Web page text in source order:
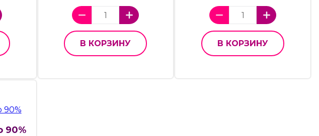
В КОРЗИНУ В КОРЗИНУ
90%